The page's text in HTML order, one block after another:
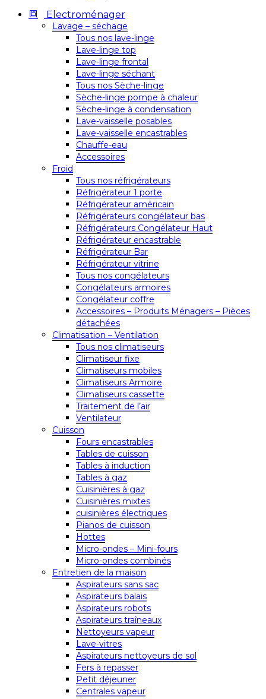
Electroménager
Lavage – séchage
Tous nos lave-linge
Lave-linge top
Lave-linge frontal
Lave-linge séchant
Tous nos Sèche-linge
Sèche-linge pompe à chaleur
Sèche-linge à condensation
Lave-vaisselle posables
Lave-vaisselle encastrables
Chauffe-eau
Accessoires
Froid
Tous nos réfrigérateurs
Réfrigérateur 1 porte
Réfrigérateur américain
Réfrigérateurs congélateur bas
Réfrigérateurs Congélateur Haut
Réfrigérateur encastrable
Réfrigérateur Bar
Réfrigérateur vitrine
Tous nos congélateurs
Congélateurs armoires
Congélateur coffre
Accessoires – Produits Ménagers – Pièces
détachées
Climatisation – Ventilation
Tous nos climatiseurs
Climatiseur fixe
Climatiseurs mobiles
Climatiseurs Armoire
Climatiseurs cassette
Traitement de l’air
Ventilateur
Cuisson
Fours encastrables
Tables de cuisson
Tables à induction
Tables à gaz
Cuisinières à gaz
Cuisinières mixtes
cuisinières électriques
Pianos de cuisson
Hottes
Micro-ondes – Mini-fours
Micro-ondes combinés
Entretien de la maison
Aspirateurs sans sac
Aspirateurs balais
Aspirateurs robots
Aspirateurs traîneaux
Nettoyeurs vapeur
Lave-vitres
Aspirateurs nettoyeurs de sol
Fers à repasser
Petit déjeuner
Centrales vapeur